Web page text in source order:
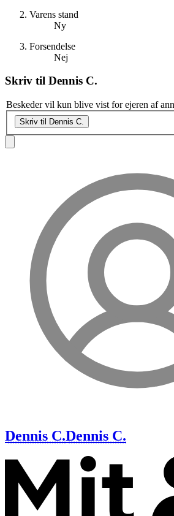
Varens stand
Ny
Forsendelse
Nej
Skriv til Dennis C.
Beskeder vil kun blive vist for ejeren af
Skriv til Dennis C.
Dennis C.Dennis C.